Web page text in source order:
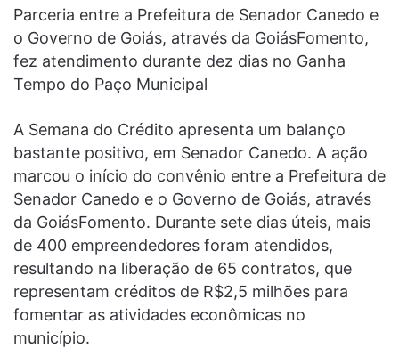
Parceria entre a Prefeitura de Senador Canedo e
o Governo de Goiás, através da GoiásFomento,
fez atendimento durante dez dias no Ganha
Tempo do Paço Municipal
A Semana do Crédito apresenta um balanço
bastante positivo, em Senador Canedo. A ação
marcou o início do convênio entre a Prefeitura de
Senador Canedo e o Governo de Goiás, através
da GoiásFomento. Durante sete dias úteis, mais
de 400 empreendedores foram atendidos,
resultando na liberação de 65 contratos, que
representam créditos de R$2,5 milhões para
fomentar as atividades econômicas no
município.